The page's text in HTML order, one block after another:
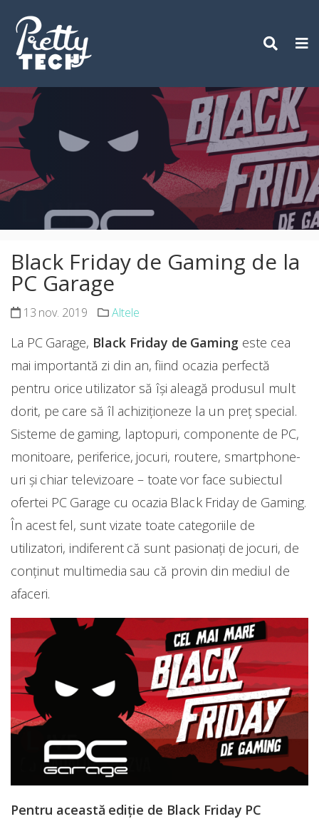
content
Black Friday de Gaming de la
PC Garage
13 nov. 2019 Altele
La PC Garage, Black Friday de Gaming este cea
mai importantă zi din an, fiind ocazia perfectă
pentru orice utilizator să își aleagă produsul mult
dorit, pe care să îl achiziționeze la un preț special.
Sisteme de gaming, laptopuri, componente de PC,
monitoare, periferice, jocuri, routere, smartphone-
uri și chiar televizoare – toate vor face subiectul
ofertei PC Garage cu ocazia Black Friday de Gaming.
În acest fel, sunt vizate toate categoriile de
utilizatori, indiferent că sunt pasionați de jocuri, de
conținut multimedia sau că provin din mediul de
afaceri.
Pentru această ediţie de Black Friday PC